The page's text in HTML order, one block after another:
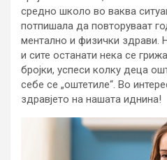
средно школо во ваква
потпишала да повторуваат
ментално и физички здрави.
и сите останати нека се
бројки, успеси колку деца
себе се „оштетиле“. Во
здравјето на нашата иднина!